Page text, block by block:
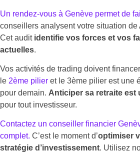
Un rendez-vous à Genève permet de
conseillers analysent votre situation de
Cet audit identifie vos forces et vos
actuelles.
Vos activités de trading doivent
le 2ème pilier et le 3ème pilier est une
pour demain. Anticiper sa retraite est
pour tout investisseur.
Contactez un conseiller financier
complet. C’est le moment d’optimiser
stratégie d’investissement. Utilisez